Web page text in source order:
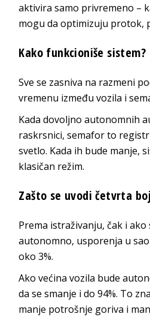
aktivira samo privremeno –
mogu da optimizuju protok,
Kako funkcioniše sistem?
Sve se zasniva na razmeni
vremenu između vozila i
Kada dovoljno autonomnih
raskrsnici, semafor to
svetlo. Kada ih bude manje,
klasičan režim.
Zašto se uvodi četvrta
Prema istraživanju, čak i ako
autonomno, usporenja u
oko 3%.
Ako većina vozila bude
da se smanje i do 94%. To
manje potrošnje goriva i